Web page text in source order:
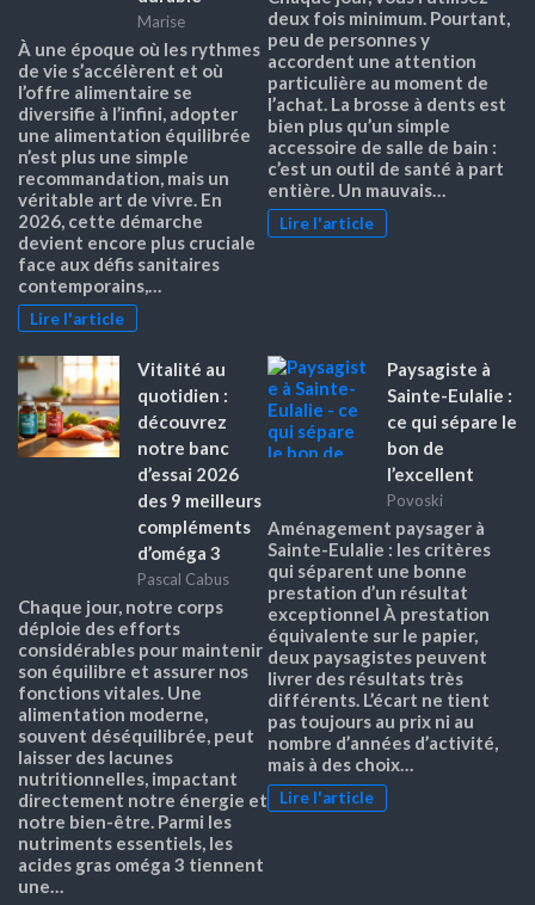
Marise
À une époque où les rythmes
de vie s’accélèrent et où
l’offre alimentaire se
diversifie à l’infini, adopter
une alimentation équilibrée
n’est plus une simple
recommandation, mais un
véritable art de vivre. En
2026, cette démarche
devient encore plus cruciale
face aux défis sanitaires
contemporains,…
Lire l'article
deux fois minimum. Pourtant,
peu de personnes y
accordent une attention
particulière au moment de
l’achat. La brosse à dents est
bien plus qu’un simple
accessoire de salle de bain :
c’est un outil de santé à part
entière. Un mauvais…
Lire l'article
Vitalité au
quotidien :
découvrez
notre banc
d’essai 2026
des 9 meilleurs
compléments
d’oméga 3
Pascal Cabus
Chaque jour, notre corps
déploie des efforts
considérables pour maintenir
son équilibre et assurer nos
fonctions vitales. Une
alimentation moderne,
souvent déséquilibrée, peut
laisser des lacunes
nutritionnelles, impactant
directement notre énergie et
notre bien-être. Parmi les
nutriments essentiels, les
acides gras oméga 3 tiennent
une…
Paysagiste à
Sainte-Eulalie :
ce qui sépare le
bon de
l’excellent
Povoski
Aménagement paysager à
Sainte-Eulalie : les critères
qui séparent une bonne
prestation d’un résultat
exceptionnel À prestation
équivalente sur le papier,
deux paysagistes peuvent
livrer des résultats très
différents. L’écart ne tient
pas toujours au prix ni au
nombre d’années d’activité,
mais à des choix…
Lire l'article